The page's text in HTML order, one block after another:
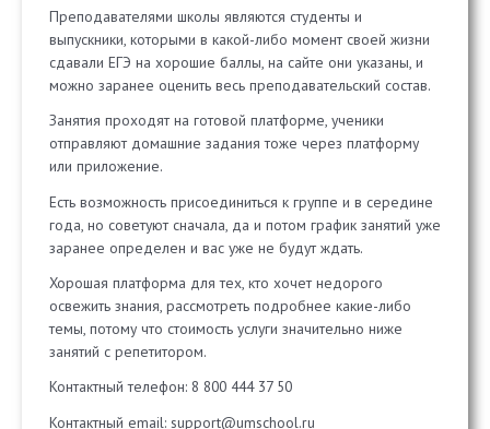
Преподавателями школы являются студенты и
выпускники, которыми в какой-либо момент своей жизни
сдавали ЕГЭ на хорошие баллы, на сайте они указаны, и
можно заранее оценить весь преподавательский состав.
Занятия проходят на готовой платформе, ученики
отправляют домашние задания тоже через платформу
или приложение.
Есть возможность присоединиться к группе и в середине
года, но советуют сначала, да и потом график занятий уже
заранее определен и вас уже не будут ждать.
Хорошая платформа для тех, кто хочет недорого
освежить знания, рассмотреть подробнее какие-либо
темы, потому что стоимость услуги значительно ниже
занятий с репетитором.
Контактный телефон: 8 800 444 37 50
Контактный email: support@umschool.ru